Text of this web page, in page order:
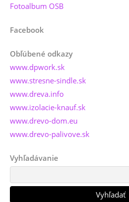
Fotoalbum OSB
Facebook
Obľúbené odkazy
www.dpwork.sk
www.stresne-sindle.sk
www.dreva.info
www.izolacie-knauf.sk
www.drevo-dom.eu
www.drevo-palivove.sk
Vyhľadávanie